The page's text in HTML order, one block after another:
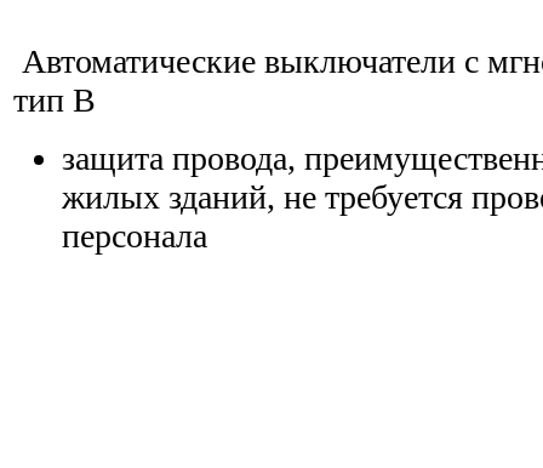
Автоматические выключатели с
тип В
защита провода,
жилых зданий, не требуется
персонала